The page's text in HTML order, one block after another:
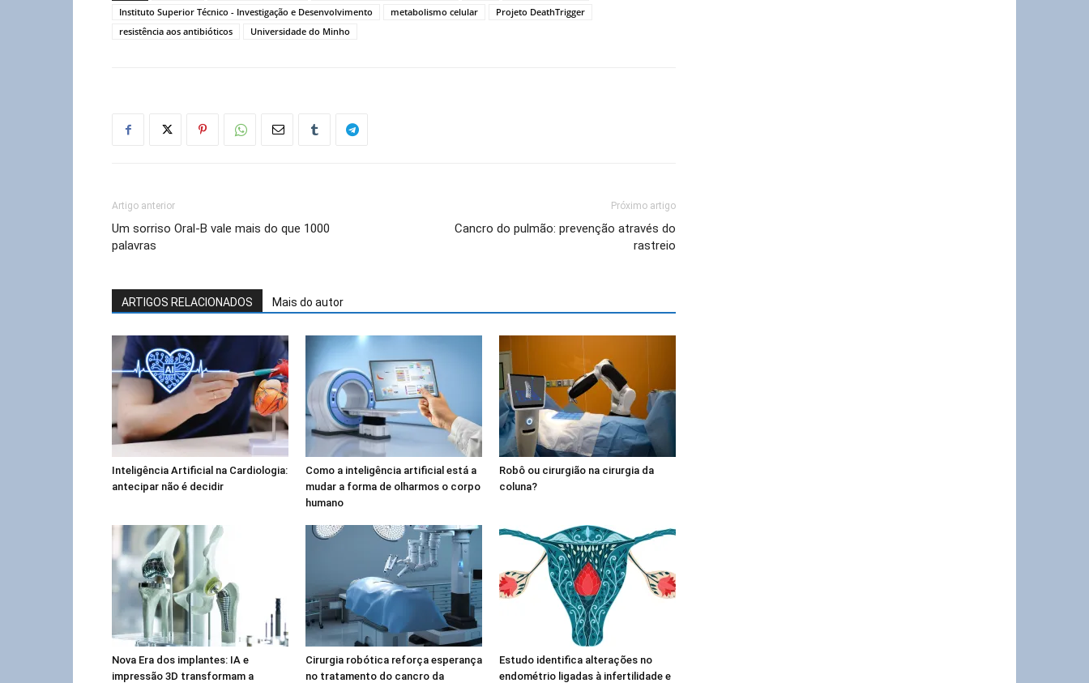
Instituto Superior Técnico - Investigação e Desenvolvimento
metabolismo celular
Projeto DeathTrigger
resistência aos antibióticos
Universidade do Minho
Artigo anterior
Um sorriso Oral-B vale mais do que 1000
palavras
Próximo artigo
Cancro do pulmão: prevenção através do
rastreio
ARTIGOS RELACIONADOS Mais do autor
Inteligência Artificial na Cardiologia:
antecipar não é decidir
Como a inteligência artificial está a
mudar a forma de olharmos o corpo
humano
Robô ou cirurgião na cirurgia da
coluna?
Nova Era dos implantes: IA e
impressão 3D transformam a
Cirurgia robótica reforça esperança
no tratamento do cancro da
Estudo identifica alterações no
endométrio ligadas à infertilidade e